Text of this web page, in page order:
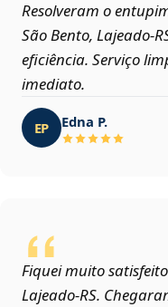
Resolveram o
São Bento,
eficiência. Serviço
imediato.
EP Edna P.
Fiquei muito
Lajeado‑RS.